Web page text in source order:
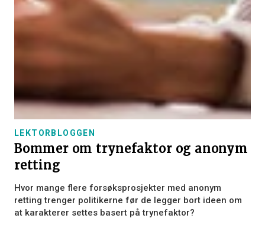
LEKTORBLOGGEN
Bommer om trynefaktor og anonym
retting
Hvor mange flere forsøksprosjekter med anonym
retting trenger politikerne før de legger bort ideen om
at karakterer settes basert på trynefaktor?